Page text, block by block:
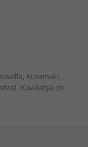
Kuvamuki,
Kuvalahja on